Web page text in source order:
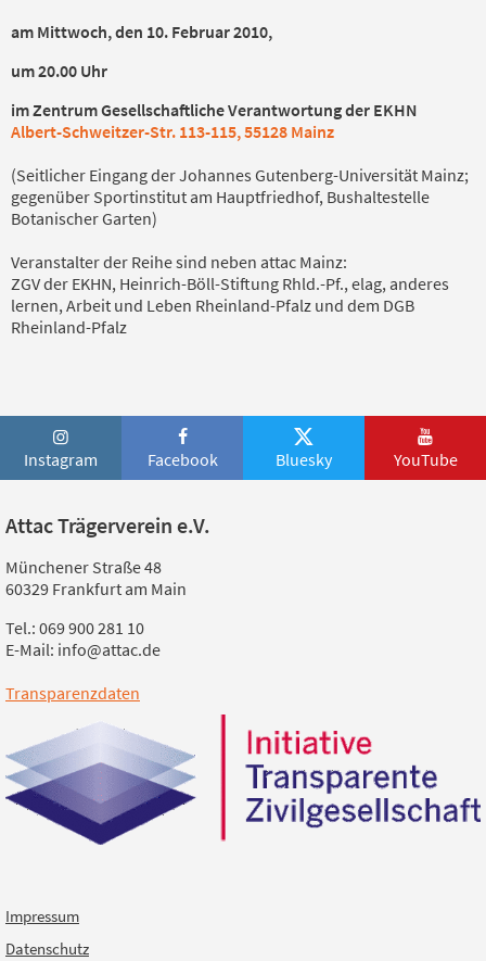
am Mittwoch, den 10. Februar 2010,
um 20.00 Uhr
im Zentrum Gesellschaftliche Verantwortung der EKHN
Albert-Schweitzer-Str. 113-115, 55128 Mainz
(Seitlicher Eingang der Johannes Gutenberg-Universität Mainz;
gegenüber Sportinstitut am Hauptfriedhof, Bushaltestelle
Botanischer Garten)
Veranstalter der Reihe sind neben attac Mainz:
ZGV der EKHN, Heinrich-Böll-Stiftung Rhld.-Pf., elag, anderes
lernen, Arbeit und Leben Rheinland-Pfalz und dem DGB
Rheinland-Pfalz
Instagram Facebook Bluesky YouTube
Attac Trägerverein e.V.
Münchener Straße 48
60329 Frankfurt am Main
Tel.: 069 900 281 10
E-Mail: info@attac.de
Transparenzdaten
Impressum
Datenschutz